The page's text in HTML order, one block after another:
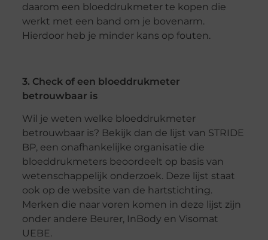
daarom een bloeddrukmeter te kopen die
werkt met een band om je bovenarm.
Hierdoor heb je minder kans op fouten.
3. Check of een bloeddrukmeter
betrouwbaar is
Wil je weten welke bloeddrukmeter
betrouwbaar is? Bekijk dan de lijst van STRIDE
BP, een onafhankelijke organisatie die
bloeddrukmeters beoordeelt op basis van
wetenschappelijk onderzoek. Deze lijst staat
ook op de website van de hartstichting.
Merken die naar voren komen in deze lijst zijn
onder andere Beurer, InBody en Visomat
UEBE.